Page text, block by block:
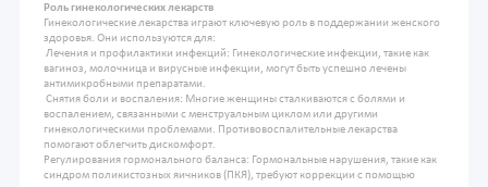
Роль гинекологических лекарств
Гинекологические лекарства играют ключевую роль в поддержании женского
здоровья. Они используются для:
Лечения и профилактики инфекций: Гинекологические инфекции, такие как
вагиноз, молочница и вирусные инфекции, могут быть успешно лечены
антимикробными препаратами.
Снятия боли и воспаления: Многие женщины сталкиваются с болями и
воспалением, связанными с менструальным циклом или другими
гинекологическими проблемами. Противовоспалительные лекарства
помогают облегчить дискомфорт.
Регулирования гормонального баланса: Гормональные нарушения, такие как
синдром поликистозных яичников (ПКЯ), требуют коррекции с помощью